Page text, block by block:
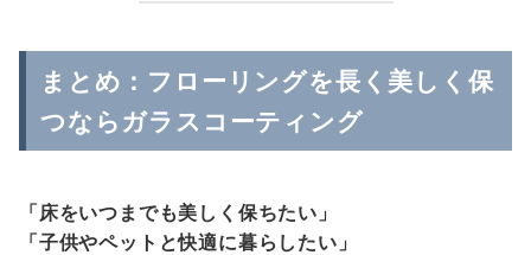
まとめ：フローリングを長く美しく保
つならガラスコーティング
「床をいつまでも美しく保ちたい」
「子供やペットと快適に暮らしたい」